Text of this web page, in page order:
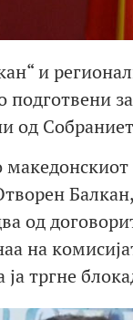
и
од
од
на
тргне